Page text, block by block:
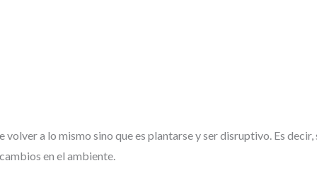
volver a lo mismo sino que es plantarse y ser disruptivo. Es
en el ambiente.